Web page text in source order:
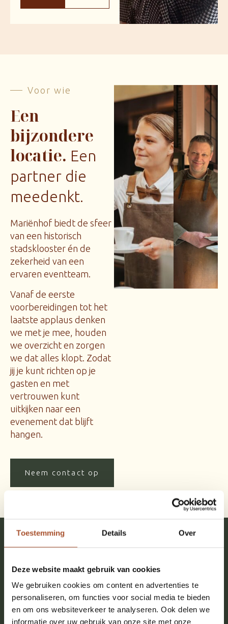
Toestemming Details Over
Deze website maakt gebruik van cookies
We gebruiken cookies om content en advertenties te
personaliseren, om functies voor social media te bieden
en om ons websiteverkeer te analyseren. Ook delen we
informatie over uw gebruik van onze site met onze
Voor wie
Een
bijzondere
locatie. Een
partner die
meedenkt.
Mariënhof biedt de sfeer
van een historisch
stadsklooster én de
zekerheid van een
ervaren eventteam.
Vanaf de eerste
voorbereidingen tot het
laatste applaus denken
we met je mee, houden
we overzicht en zorgen
we dat alles klopt. Zodat
jij je kunt richten op je
gasten en met
vertrouwen kunt
uitkijken naar een
evenement dat blijft
hangen.
Neem contact op
Waarom opdrachtgevers
voor De Mariënhof kiezen